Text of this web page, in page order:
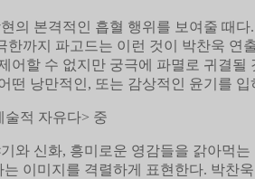
의 본격적인 흡혈 행위를 보여줄 때
까지 파고드는 이런 것이 박찬욱
어할 수 없지만 궁극에 파멸로 귀결
떤 낭만적인, 또는 감상적인 윤기를
술적 자유다> 중
와 신화, 흥미로운 영감들을 갉아먹
이미지를 격렬하게 표현한다. 박